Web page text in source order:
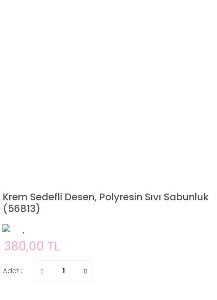
Krem Sedefli Desen, Polyresin Sıvı Sabunluk
(56813)
380,00 TL
Adet :